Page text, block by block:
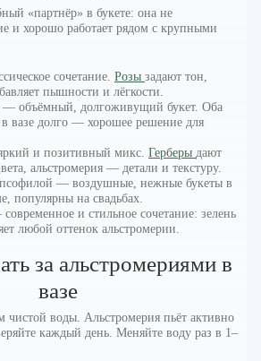
«партнёр» в букете: она не
и хорошо работает рядом с крупными
сочетание. Розы задают тон,
пышности и лёгкости.
— объёмный, долгоживущий букет. Оба
в вазе долго — хорошее решение для
и позитивный микс. Герберы дают
альстромерия — детали и текстуру.
— воздушные, нежные букеты в
популярны на свадьбах.
и стильное сочетание: зелень
любой оттенок альстромерии.
за альстромериями в
вазе
чистой воды. Альстромерия пьёт активно
каждый день. Меняйте воду раз в 1–